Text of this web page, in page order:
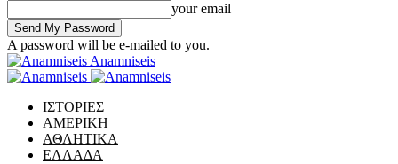
your email
A password will be e-mailed to you.
Anamniseis
ΙΣΤΟΡΙΕΣ
ΑΜΕΡΙΚΗ
ΑΘΛΗΤΙΚΑ
ΕΛΛΑΔΑ